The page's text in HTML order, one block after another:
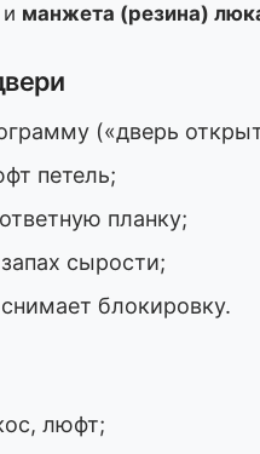
и манжета (резина)
(«дверь
петель;
планку;
сырости;
блокировку.
люфт;